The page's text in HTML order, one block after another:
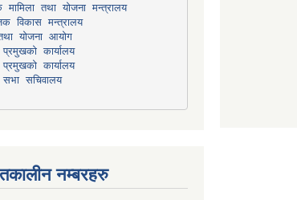
आर्थिक मामिला तथा योजना मन्त्रालय
विकास मन्त्रालय
नीति तथा योजना आयोग
कार्यालय
कार्यालय
सचिवालय
नम्बरहरु